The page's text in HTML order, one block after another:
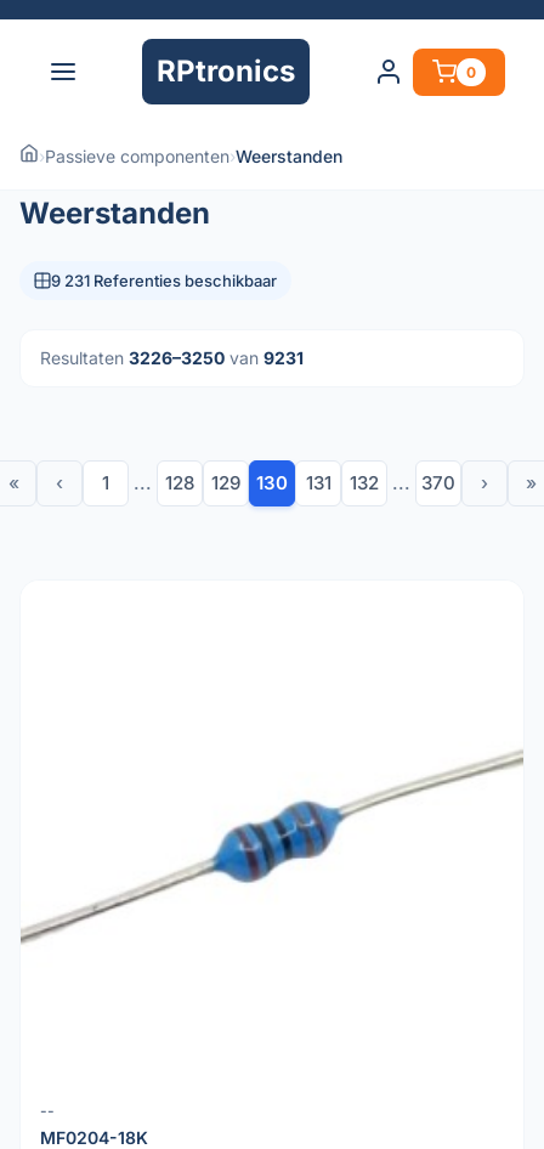
RPtronics 0
›Passieve componenten›Weerstanden
Weerstanden
9 231 Referenties beschikbaar
Resultaten 3226–3250 van 9231
« ‹ 1 ... 128 129 130 131 132 ... 370 › »
--
MF0204-18K